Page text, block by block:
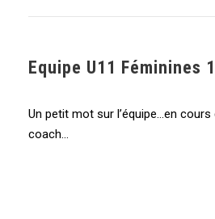
Equipe U11 Féminines 1
Un petit mot sur l’équipe…en
coach…